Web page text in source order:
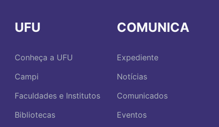
UFU
Conheça a UFU
Campi
Faculdades e Institutos
Bibliotecas
COMUNICA
Expediente
Notícias
Comunicados
Eventos